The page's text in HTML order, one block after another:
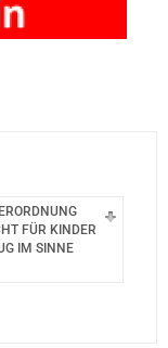
FÜR KINDER
IM SINNE